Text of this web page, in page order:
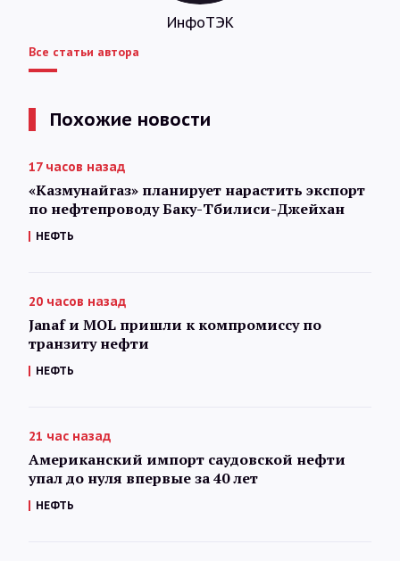
ИнфоТЭК
Все статьи автора
Похожие новости
17 часов назад
«Казмунайгаз» планирует нарастить экспорт
по нефтепроводу Баку-Тбилиси-Джейхан
НЕФТЬ
20 часов назад
Janaf и MOL пришли к компромиссу по
транзиту нефти
НЕФТЬ
21 час назад
Американский импорт саудовской нефти
упал до нуля впервые за 40 лет
НЕФТЬ